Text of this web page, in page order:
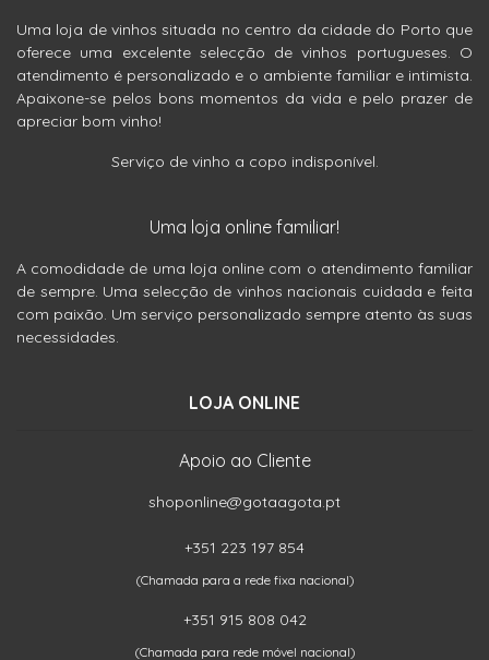
Uma loja de vinhos situada no centro da cidade do Porto que
oferece uma excelente selecção de vinhos portugueses. O
atendimento é personalizado e o ambiente familiar e intimista.
Apaixone-se pelos bons momentos da vida e pelo prazer de
apreciar bom vinho!
Serviço de vinho a copo indisponível.
Uma loja online familiar!
A comodidade de uma loja online com o atendimento familiar
de sempre. Uma selecção de vinhos nacionais cuidada e feita
com paixão. Um serviço personalizado sempre atento às suas
necessidades.
LOJA ONLINE
Apoio ao Cliente
shoponline@gotaagota.pt
+351 223 197 854
(Chamada para a rede fixa nacional)
+351 915 808 042
(Chamada para rede móvel nacional)